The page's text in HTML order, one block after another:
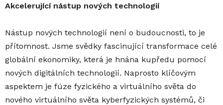
Akcelerující nástup nových technologií
Nástup nových technologií není o budoucnosti, to je
přítomnost. Jsme svědky fascinující transformace celé
globální ekonomiky, která je hnána kupředu pomocí
nových digitálních technologií. Naprosto klíčovým
aspektem je fúze fyzického a virtuálního světa do
nového virtuálního světa kyberfyzických systémů, či